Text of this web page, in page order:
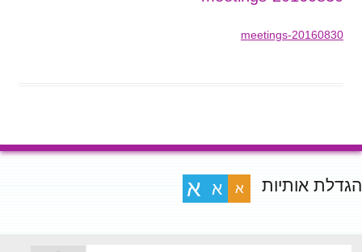
20160830-meetings
הגדלת אותיות א א א